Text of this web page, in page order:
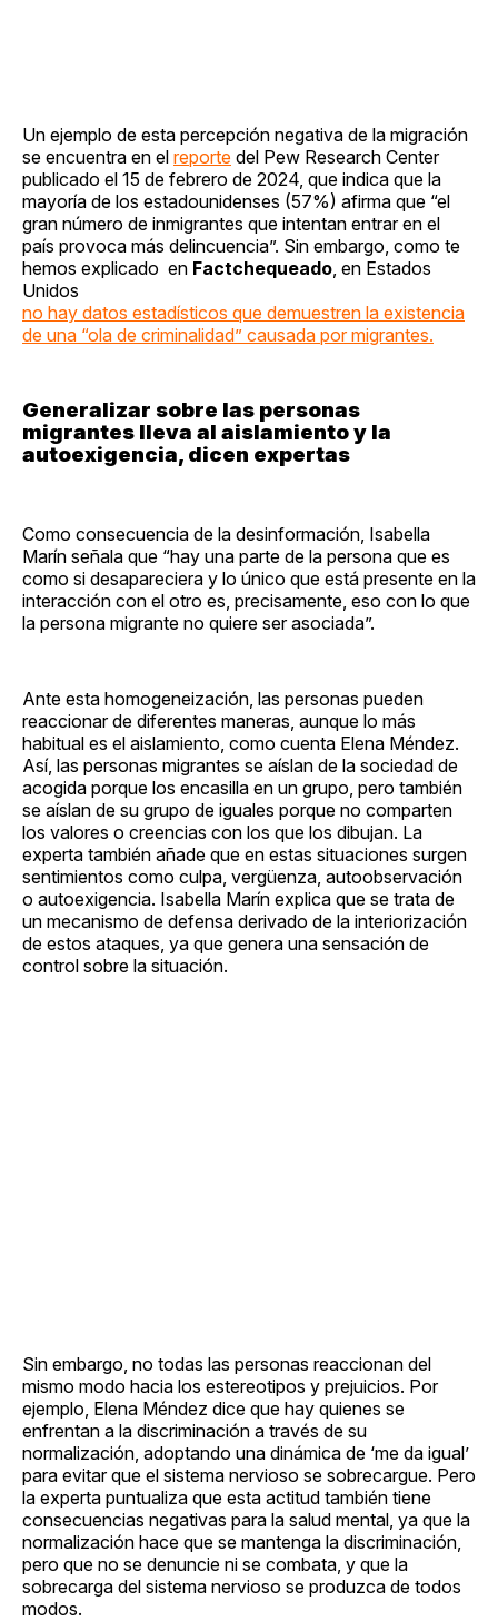
Un ejemplo de esta percepción negativa de la migración
se encuentra en el reporte del Pew Research Center
publicado el 15 de febrero de 2024, que indica que la
mayoría de los estadounidenses (57%) afirma que “el
gran número de inmigrantes que intentan entrar en el
país provoca más delincuencia”. Sin embargo, como te
hemos explicado en Factchequeado , en Estados
Unidos
no hay datos estadísticos que demuestren la existencia
de una “ola de criminalidad” causada por migrantes.
Generalizar sobre las personas
migrantes lleva al aislamiento y la
autoexigencia, dicen expertas
Como consecuencia de la desinformación, Isabella
Marín señala que “hay una parte de la persona que es
como si desapareciera y lo único que está presente en la
interacción con el otro es, precisamente, eso con lo que
la persona migrante no quiere ser asociada”.
Ante esta homogeneización, las personas pueden
reaccionar de diferentes maneras, aunque lo más
habitual es el aislamiento, como cuenta Elena Méndez.
Así, las personas migrantes se aíslan de la sociedad de
acogida porque los encasilla en un grupo, pero también
se aíslan de su grupo de iguales porque no comparten
los valores o creencias con los que los dibujan. La
experta también añade que en estas situaciones surgen
sentimientos como culpa, vergüenza, autoobservación
o autoexigencia. Isabella Marín explica que se trata de
un mecanismo de defensa derivado de la interiorización
de estos ataques, ya que genera una sensación de
control sobre la situación.
Sin embargo, no todas las personas reaccionan del
mismo modo hacia los estereotipos y prejuicios. Por
ejemplo, Elena Méndez dice que hay quienes se
enfrentan a la discriminación a través de su
normalización, adoptando una dinámica de ‘me da igual’
para evitar que el sistema nervioso se sobrecargue. Pero
la experta puntualiza que esta actitud también tiene
consecuencias negativas para la salud mental, ya que la
normalización hace que se mantenga la discriminación,
pero que no se denuncie ni se combata, y que la
sobrecarga del sistema nervioso se produzca de todos
modos.